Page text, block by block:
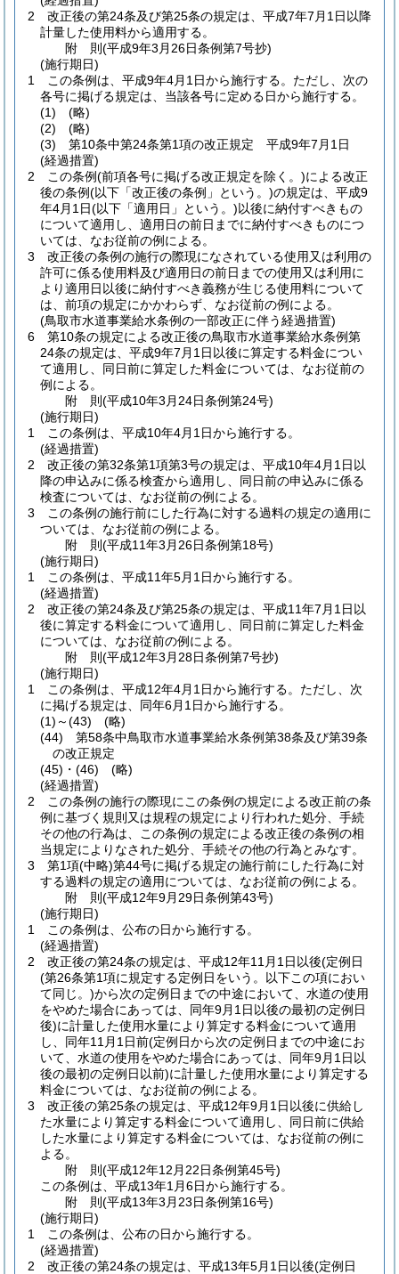
2
改正後の第24条及び第25条の規定は、平成7年7月1日以降
計量した使用料から適用する。
附 則(平成9年3月26日条例第7号抄)
(施行期日)
1
この条例は、平成9年4月1日から施行する。 ただし、次の
各号に掲げる規定は、当該各号に定める日から施行する。
(1)
(略)
(2)
(略)
(3)
第10条中第24条第1項の改正規定 平成9年7月1日
(経過措置)
2
この条例(前項各号に掲げる改正規定を除く。)による改正
後の条例(以下「改正後の条例」という。)の規定は、平成9
年4月1日(以下「適用日」という。)以後に納付すべきもの
について適用し、適用日の前日までに納付すべきものにつ
いては、なお従前の例による。
3
改正後の条例の施行の際現になされている使用又は利用の
許可に係る使用料及び適用日の前日までの使用又は利用に
より適用日以後に納付すべき義務が生じる使用料について
は、前項の規定にかかわらず、なお従前の例による。
(鳥取市水道事業給水条例の一部改正に伴う経過措置)
6
第10条の規定による改正後の鳥取市水道事業給水条例第
24条の規定は、平成9年7月1日以後に算定する料金につい
て適用し、同日前に算定した料金については、なお従前の
例による。
附 則(平成10年3月24日条例第24号)
(施行期日)
1
この条例は、平成10年4月1日から施行する。
(経過措置)
2
改正後の第32条第1項第3号の規定は、平成10年4月1日以
降の申込みに係る検査から適用し、同日前の申込みに係る
検査については、なお従前の例による。
3
この条例の施行前にした行為に対する過料の規定の適用に
ついては、なお従前の例による。
附 則(平成11年3月26日条例第18号)
(施行期日)
1
この条例は、平成11年5月1日から施行する。
(経過措置)
2
改正後の第24条及び第25条の規定は、平成11年7月1日以
後に算定する料金について適用し、同日前に算定した料金
については、なお従前の例による。
附 則(平成12年3月28日条例第7号抄)
(施行期日)
1
この条例は、平成12年4月1日から施行する。 ただし、次
に掲げる規定は、同年6月1日から施行する。
(1)～(43)
(略)
(44)
第58条中鳥取市水道事業給水条例第38条及び第39条
の改正規定
(45)・(46)
(略)
(経過措置)
2
この条例の施行の際現にこの条例の規定による改正前の条
例に基づく規則又は規程の規定により行われた処分、手続
その他の行為は、この条例の規定による改正後の条例の相
当規定によりなされた処分、手続その他の行為とみなす。
3
第1項(中略)第44号に掲げる規定の施行前にした行為に対
する過料の規定の適用については、なお従前の例による。
附 則(平成12年9月29日条例第43号)
(施行期日)
1
この条例は、公布の日から施行する。
(経過措置)
2
改正後の第24条の規定は、平成12年11月1日以後(定例日
(第26条第1項に規定する定例日をいう。以下この項におい
て同じ。)から次の定例日までの中途において、水道の使用
をやめた場合にあっては、同年9月1日以後の最初の定例日
後)に計量した使用水量により算定する料金について適用
し、同年11月1日前(定例日から次の定例日までの中途にお
いて、水道の使用をやめた場合にあっては、同年9月1日以
後の最初の定例日以前)に計量した使用水量により算定する
料金については、なお従前の例による。
3
改正後の第25条の規定は、平成12年9月1日以後に供給し
た水量により算定する料金について適用し、同日前に供給
した水量により算定する料金については、なお従前の例に
よる。
附 則(平成12年12月22日条例第45号)
この条例は、平成13年1月6日から施行する。
附 則(平成13年3月23日条例第16号)
(施行期日)
1
この条例は、公布の日から施行する。
(経過措置)
2
改正後の第24条の規定は、平成13年5月1日以後(定例日